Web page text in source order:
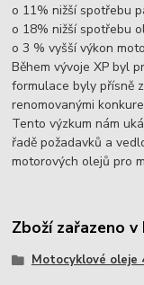
o 11% nižší spotřebu
o 18% nižší spotřebu
o 3 % vyšší výkon
Během vývoje XP byl
formulace byly přísně
renomovanými
Tento výzkum nám
řadě požadavků a
motorových olejů pro
Zboží zařazeno
Motocyklové oleje